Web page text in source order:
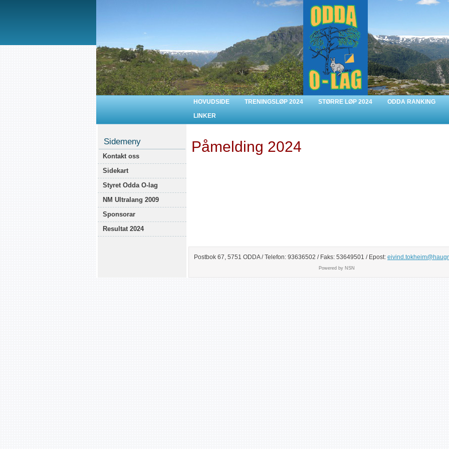
HOVUDSIDE TRENINGSLØP 2024 STØRRE LØP 2024 ODDA RANKING
LINKER
Sidemeny
Kontakt oss
Sidekart
Styret Odda O-lag
NM Ultralang 2009
Sponsorar
Resultat 2024
Påmelding 2024
Postbok 67, 5751 ODDA / Telefon: 93636502 / Faks: 53649501 / Epost:
Powered by NSN